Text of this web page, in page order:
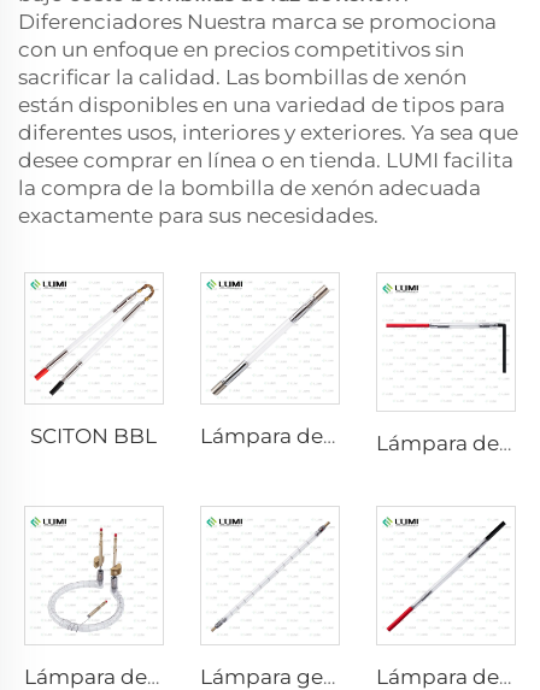
Diferenciadores Nuestra marca se promociona
con un enfoque en precios competitivos sin
sacrificar la calidad. Las bombillas de xenón
están disponibles en una variedad de tipos para
diferentes usos, interiores y exteriores. Ya sea que
desee comprar en línea o en tienda. LUMI facilita
la compra de la bombilla de xenón adecuada
exactamente para sus necesidades.
SCITON BBL Lámpara de Xenón IPL P1640 – 7×47×110 mm Lámpara de xenón IPL P1541 – 9×45×100 mm
Lámpara de gas simulador de luz solar D1200 – 10×110 mm Lámpara germicida de pulso fuerte L5590 – 9×250×300 mm Lámpara de xenón láser L2021-7×65×130 mm